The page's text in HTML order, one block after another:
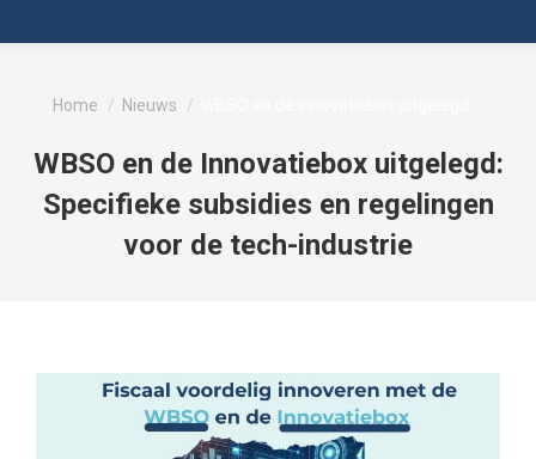
WBSO en de Innovatiebox uitgelegd:
Specifieke subsidies en regelingen
voor de tech-industrie
Je bent hier:
Home Nieuws